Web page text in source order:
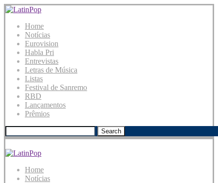
Home
Notícias
Eurovision
Habla Pri
Entrevistas
Letras de Música
Listas
Festival de Sanremo
RBD
Lançamentos
Prêmios
Search
Home
Notícias